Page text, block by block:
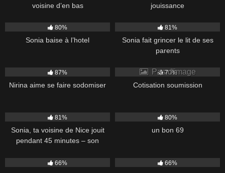
voisine d’en bas
jouissance
80%
Sonia baise à l’hotel
81%
Sonia fait grincer le lit de ses
parents
87%
Nirina aime se faire sodomiser
Pas d'image
70%
Cotisation soumission
81%
Sonia, ta voisine de Nice jouit
pendant 45 minutes – son
80%
un bon 69
66%
66%